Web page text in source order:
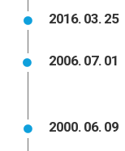
2016. 03. 25
2006. 07. 01
2000. 06. 09